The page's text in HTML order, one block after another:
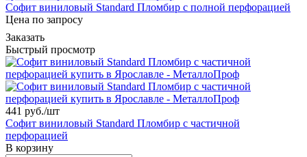
Софит виниловый Standard Пломбир с полной перфорацией
Цена по запросу
Заказать
Быстрый просмотр
441 руб./шт
Софит виниловый Standard Пломбир с частичной
перфорацией
В корзину